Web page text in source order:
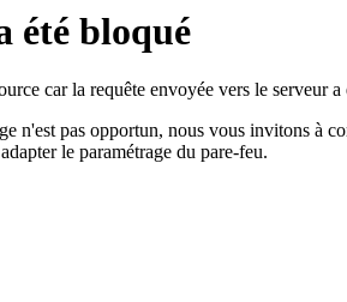
été bloqué
car la requête envoyée vers le serveur a
n'est pas opportun, nous vous invitons à
le paramétrage du pare-feu.